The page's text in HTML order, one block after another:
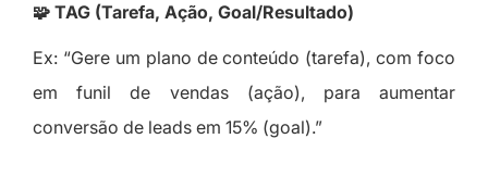
🧩 TAG (Tarefa, Ação, Goal/Resultado)
Ex: “Gere um plano de conteúdo (tarefa), com foco
em funil de vendas (ação), para aumentar
conversão de leads em 15% (goal).”